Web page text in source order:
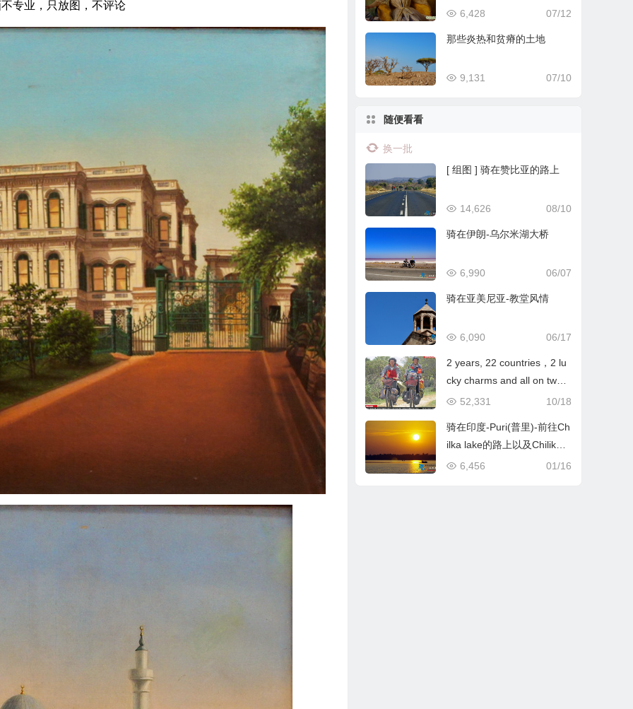
专业，只放图，不评论
07/12
6,428
那些炎热和贫瘠的土地
07/10
9,131
随便看看
换一批
[ 组图 ] 骑在赞比亚的路上
08/10
14,626
骑在伊朗-乌尔米湖大桥
06/07
6,990
骑在亚美尼亚-教堂风情
06/17
6,090
2 years, 22 countries，2 lu
cky charms and all on two
wheels
10/18
52,331
骑在印度-Puri(普里)-前往Ch
ilka lake的路上以及Chilika l
ake的夕阳
01/16
6,456